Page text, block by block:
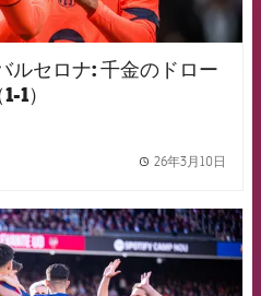
ルセロナ: 千金のドロー
1-1）
26年3月10日
FCB Barcelona badge